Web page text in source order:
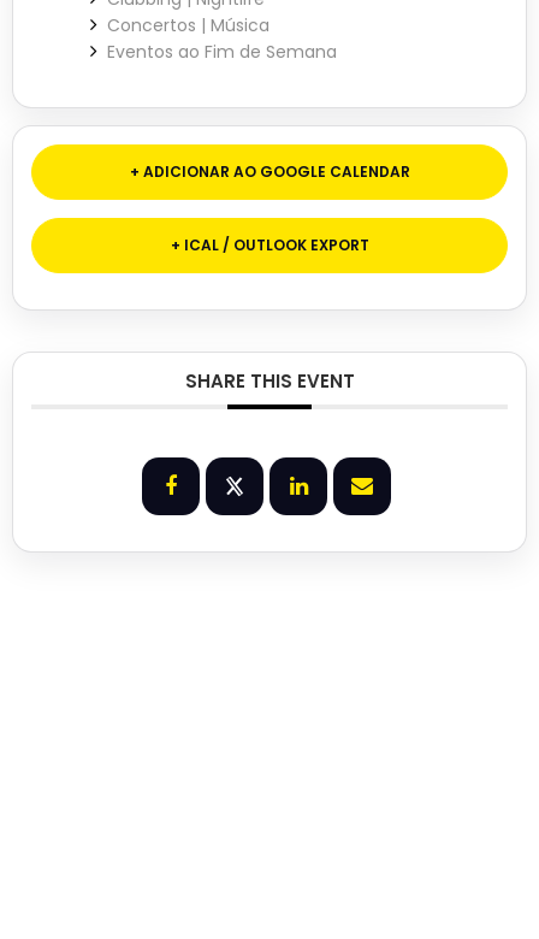
Concertos | Música
Eventos ao Fim de Semana
+ ADICIONAR AO GOOGLE CALENDAR
+ ICAL / OUTLOOK EXPORT
SHARE THIS EVENT